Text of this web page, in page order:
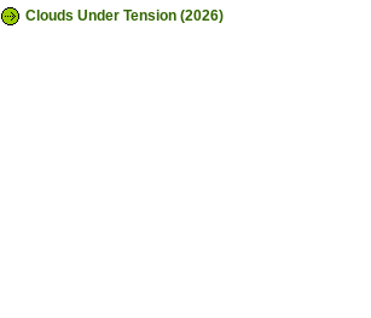
Clouds Under Tension (2026)